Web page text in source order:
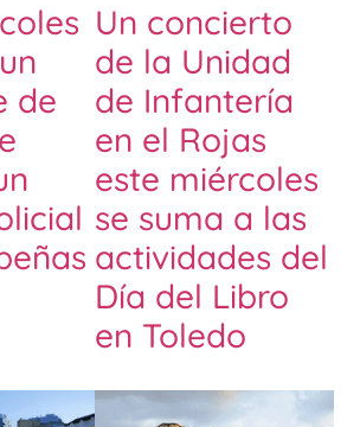
de
Un concierto
de la Unidad
de Infantería
en el Rojas
este miércoles
se suma a las
actividades del
Día del Libro
en Toledo